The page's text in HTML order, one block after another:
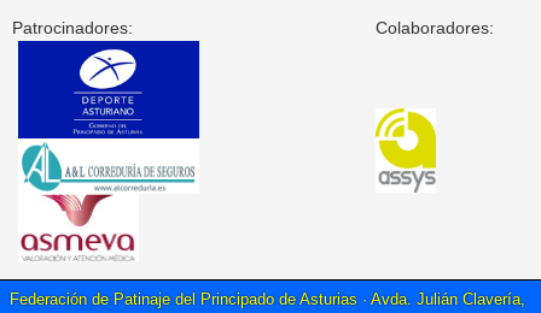
Patrocinadores: Colaboradores:
Federación de Patinaje del Principado de Asturias · Avda. Julián Clavería,